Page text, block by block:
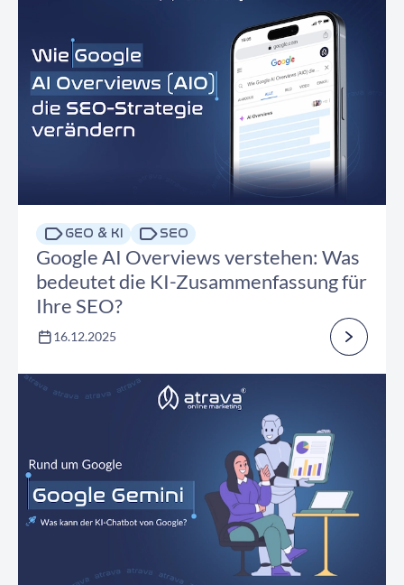
GEO & KI SEO
Google AI Overviews verstehen: Was
bedeutet die KI-Zusammenfassung für
Ihre SEO?
16.12.2025